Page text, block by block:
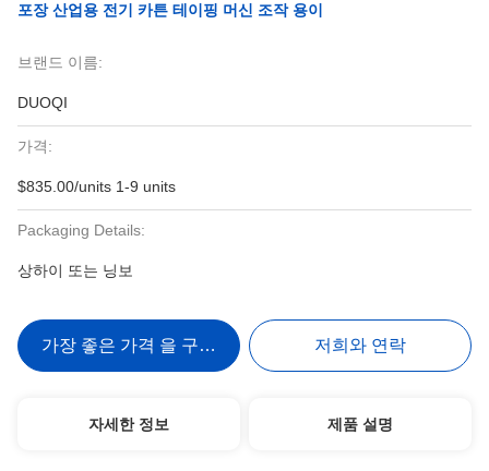
포장 산업용 전기 카튼 테이핑 머신 조작 용이
브랜드 이름:
DUOQI
가격:
$835.00/units 1-9 units
Packaging Details:
상하이 또는 닝보
가장 좋은 가격 을 구하라 저희와 연락
자세한 정보 제품 설명